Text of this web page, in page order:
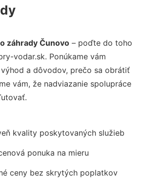
záhrady Čunovo – poďte do toho
vodar.sk. Ponúkame vám
a dôvodov, prečo sa obrátiť
vám, že nadviazanie spolupráce
kvality poskytovaných služieb
ponuka na mieru
ceny bez skrytých poplatkov